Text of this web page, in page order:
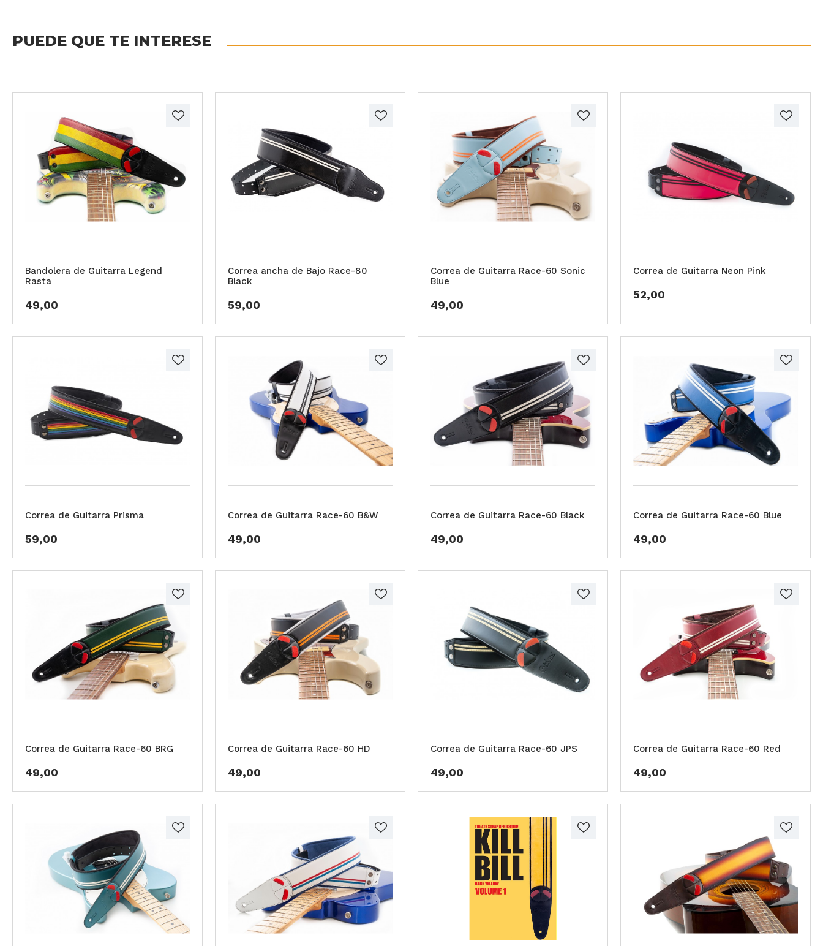
PUEDE QUE TE INTERESE
Bandolera de Guitarra Legend
Rasta
49,00
Correa ancha de Bajo Race-80
Black
59,00
Correa de Guitarra Race-60 Sonic
Blue
49,00
Correa de Guitarra Neon Pink
52,00
Correa de Guitarra Prisma
59,00
Correa de Guitarra Race-60 B&W
49,00
Correa de Guitarra Race-60 Black
49,00
Correa de Guitarra Race-60 Blue
49,00
Correa de Guitarra Race-60 BRG
49,00
Correa de Guitarra Race-60 HD
49,00
Correa de Guitarra Race-60 JPS
49,00
Correa de Guitarra Race-60 Red
49,00